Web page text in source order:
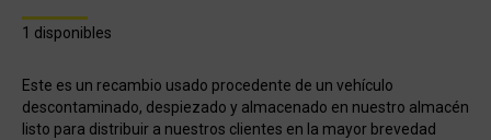
1 disponibles
Este es un recambio usado procedente de un vehículo
descontaminado, despiezado y almacenado en nuestro almacén
listo para distribuir a nuestros clientes en la mayor brevedad